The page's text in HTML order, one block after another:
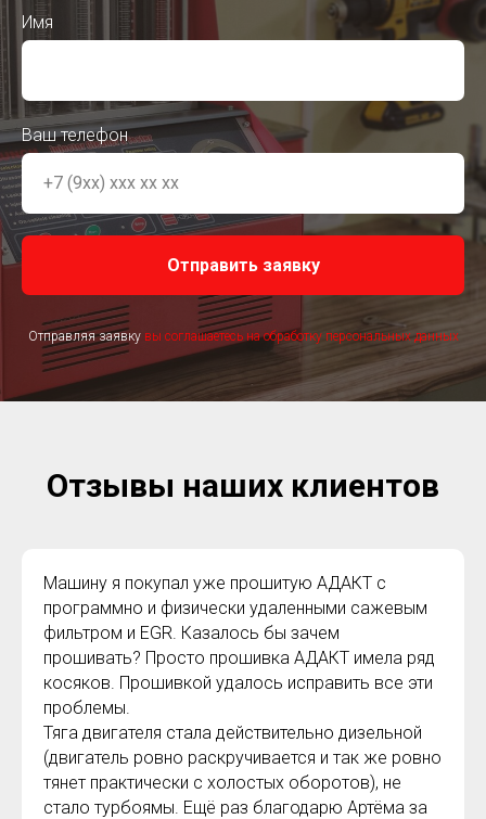
Имя
Ваш телефон
Отправить заявку
Отправляя заявку вы соглашаетесь на обработку персональных данных
Отзывы наших клиентов
Машину я покупал уже прошитую АДАКТ с
программно и физически удаленными сажевым
фильтром и EGR. Казалось бы зачем
прошивать? Просто прошивка АДАКТ имела ряд
косяков. Прошивкой удалось исправить все эти
проблемы.
Тяга двигателя стала действительно дизельной
(двигатель ровно раскручивается и так же ровно
тянет практически с холостых оборотов), не
стало турбоямы. Ещё раз благодарю Артёма за